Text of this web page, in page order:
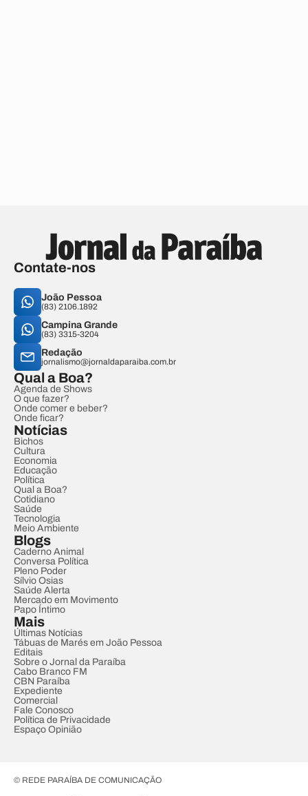
Contate-nos
João Pessoa
(83) 2106.1892
Campina Grande
(83) 3315-3204
Redação
jornalismo@jornaldaparaiba.com.br
Qual a Boa?
Agenda de Shows
O que fazer?
Onde comer e beber?
Onde ficar?
Notícias
Bichos
Cultura
Economia
Educação
Política
Qual a Boa?
Cotidiano
Saúde
Tecnologia
Meio Ambiente
Blogs
Caderno Animal
Conversa Política
Pleno Poder
Sílvio Osias
Saúde Alerta
Mercado em Movimento
Papo Íntimo
Mais
Últimas Notícias
Tábuas de Marés em João Pessoa
Editais
Sobre o Jornal da Paraíba
Cabo Branco FM
CBN Paraíba
Expediente
Comercial
Fale Conosco
Política de Privacidade
Espaço Opinião
© REDE PARAÍBA DE COMUNICAÇÃO